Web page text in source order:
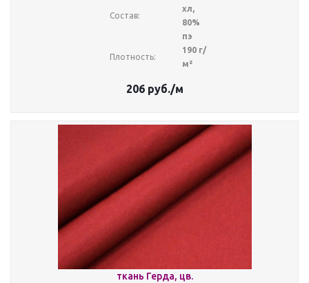
Состав:
хл,
80%
пэ
Плотность:
190 г/
м²
206руб./м
ткань Герда, цв.